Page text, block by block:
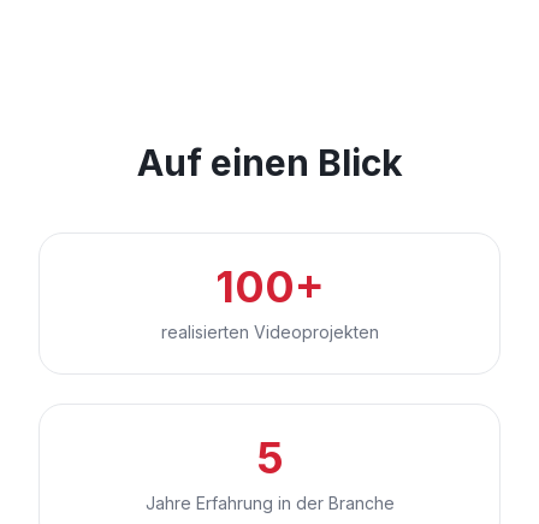
Auf einen Blick
100+
realisierten Videoprojekten
5
Jahre Erfahrung in der Branche